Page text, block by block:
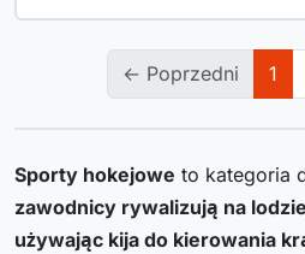
← Poprzedni 1
Sporty hokejowe to kategoria
zawodnicy rywalizują na
używając kija do kierowania